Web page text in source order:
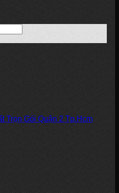
Trọn Gói Quận 2 Tp.Hcm